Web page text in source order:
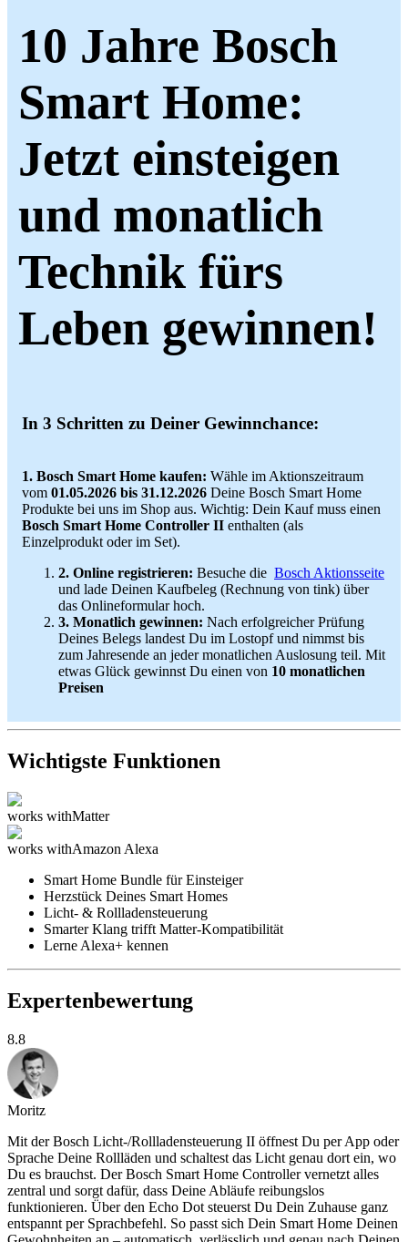
10 Jahre Bosch
Smart Home:
Jetzt einsteigen
und monatlich
Technik fürs
Leben gewinnen!
In 3 Schritten zu Deiner Gewinnchance:
1. Bosch Smart Home kaufen: Wähle im Aktionszeitraum
vom 01.05.2026 bis 31.12.2026 Deine Bosch Smart Home
Produkte bei uns im Shop aus. Wichtig: Dein Kauf muss einen
Bosch Smart Home Controller II enthalten (als
Einzelprodukt oder im Set).
2. Online registrieren: Besuche die Bosch Aktionsseite
und lade Deinen Kaufbeleg (Rechnung von tink) über
das Onlineformular hoch.
3. Monatlich gewinnen: Nach erfolgreicher Prüfung
Deines Belegs landest Du im Lostopf und nimmst bis
zum Jahresende an jeder monatlichen Auslosung teil. Mit
etwas Glück gewinnst Du einen von 10 monatlichen
Preisen
Wichtigste Funktionen
works withMatter
works withAmazon Alexa
Smart Home Bundle für Einsteiger
Herzstück Deines Smart Homes
Licht- & Rollladensteuerung
Smarter Klang trifft Matter-Kompatibilität
Lerne Alexa+ kennen
Expertenbewertung
8.8
Moritz
Mit der Bosch Licht-/Rollladensteuerung II öffnest Du per App oder
Sprache Deine Rollläden und schaltest das Licht genau dort ein, wo
Du es brauchst. Der Bosch Smart Home Controller vernetzt alles
zentral und sorgt dafür, dass Deine Abläufe reibungslos
funktionieren. Über den Echo Dot steuerst Du Dein Zuhause ganz
entspannt per Sprachbefehl. So passt sich Dein Smart Home Deinen